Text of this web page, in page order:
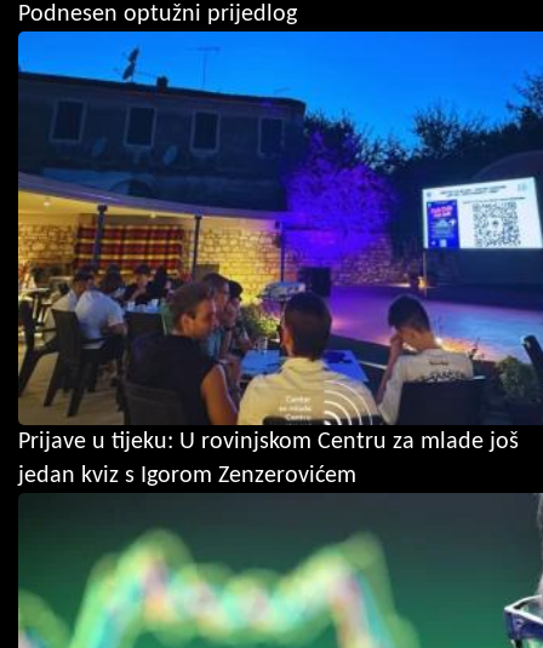
Podnesen optužni prijedlog
Prijave u tijeku: U rovinjskom Centru za mlade još
jedan kviz s Igorom Zenzerovićem